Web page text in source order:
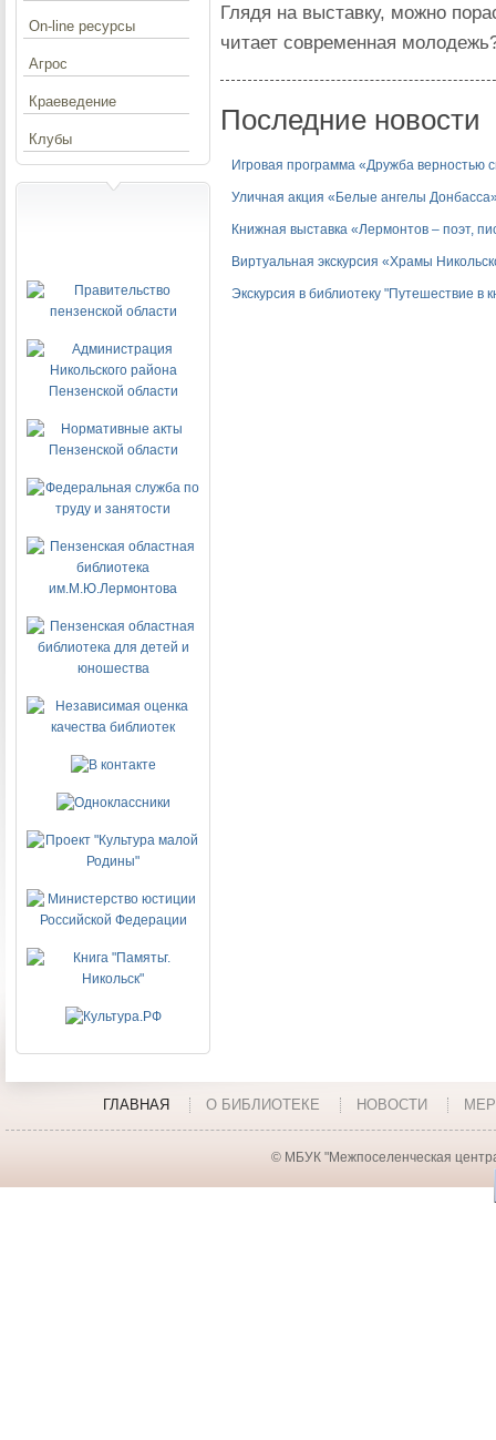
Глядя на выставку, можно
читает современная
Последние новости
Игровая программа «Дружба верностью
Уличная акция «Белые ангелы
Книжная выставка «Лермонтов – поэт,
Виртуальная экскурсия «Храмы
Экскурсия в библиотеку "Путешествие в
On-line ресурсы
Агрос
Краеведение
Клубы
ГЛАВНАЯ О БИБЛИОТЕКЕ НОВОСТИ
© МБУК "Межпоселенческая